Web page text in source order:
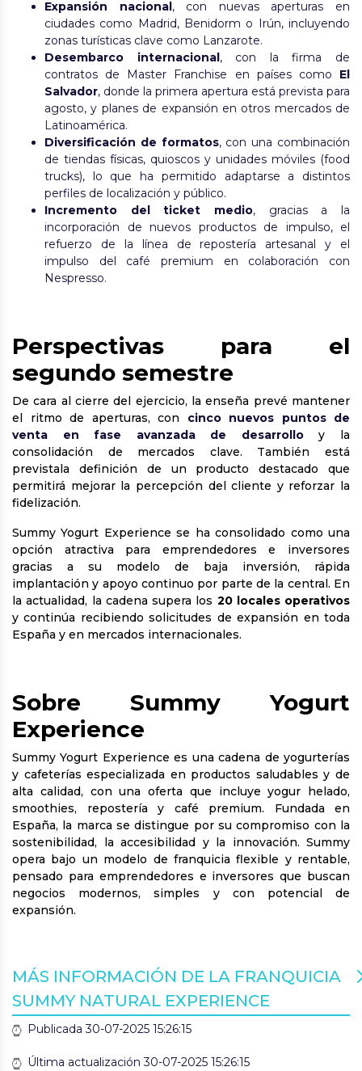
Expansión nacional , con nuevas aperturas en
ciudades como Madrid, Benidorm o Irún, incluyendo
zonas turísticas clave como Lanzarote.
Desembarco internacional , con la firma de
contratos de Master Franchise en países como El
Salvador, donde la primera apertura está prevista para
agosto, y planes de expansión en otros mercados de
Latinoamérica.
Diversificación de formatos, con una combinación
de tiendas físicas, quioscos y unidades móviles (food
trucks), lo que ha permitido adaptarse a distintos
perfiles de localización y público.
Incremento del ticket medio, gracias a la
incorporación de nuevos productos de impulso, el
refuerzo de la línea de repostería artesanal y el
impulso del café premium en colaboración con
Nespresso.
Perspectivas para el
segundo semestre
De cara al cierre del ejercicio, la enseña prevé mantener
el ritmo de aperturas, con cinco nuevos puntos de
venta en fase avanzada de desarrollo
y la
consolidación de mercados clave. También está
previstala definición de un producto destacado que
permitirá mejorar la percepción del cliente y reforzar la
fidelización.
Summy Yogurt Experience se ha consolidado como una
opción atractiva para emprendedores e inversores
gracias a su modelo de baja inversión, rápida
implantación y apoyo continuo por parte de la central. En
la actualidad, la cadena supera los 20 locales operativos
y continúa recibiendo solicitudes de expansión en toda
España y en mercados internacionales.
Sobre Summy Yogurt
Experience
Summy Yogurt Experience es una cadena de yogurterías
y cafeterías especializada en productos saludables y de
alta calidad, con una oferta que incluye yogur helado,
smoothies, repostería y café premium. Fundada en
España, la marca se distingue por su compromiso con la
sostenibilidad, la accesibilidad y la innovación. Summy
opera bajo un modelo de franquicia flexible y rentable,
pensado para emprendedores e inversores que buscan
negocios modernos, simples y con potencial de
expansión.
MÁS INFORMACIÓN DE LA FRANQUICIA
SUMMY NATURAL EXPERIENCE
Publicada 30-07-2025 15:26:15
Última actualización 30-07-2025 15:26:15